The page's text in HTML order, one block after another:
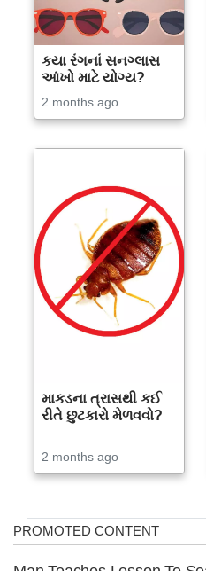
કયા રંગનાં સનગ્લાસ
આંખો માટે યોગ્ય?
2 months ago
માકડના ત્રાસથી કઈ
રીતે છુટકારો મેળવવો?
2 months ago